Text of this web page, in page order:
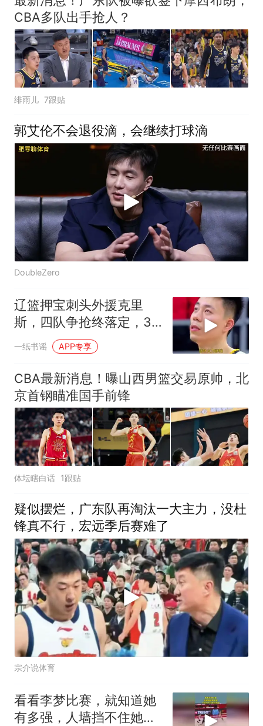
CBA多队出手抢人？
绯雨儿 7跟贴
郭艾伦不会退役滴，会继续打球滴
DoubleZero
辽篮押宝刺头外援克里
斯，四队争抢终落定，32
号新援利弊全拆解
一纸书谣 APP专享
CBA最新消息！曝山西男篮交易原帅，北
京首钢瞄准国手前锋
体坛瞎白话 1跟贴
疑似摆烂，广东队再淘汰一大主力，没杜
锋真不行，宏远季后赛难了
宗介说体育
看看李梦比赛，就知道她
有多强，人墙挡不住她往